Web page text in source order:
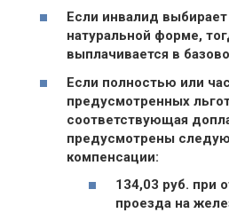
Если инвалид
натуральной форме,
выплачивается в
Если полностью или
предусмотренных
соответствующая
предусмотрены
компенсации:
134,03 руб. при
проезда на